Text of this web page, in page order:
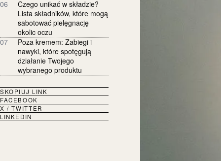
06
Czego unikać w składzie?
Lista składników, które mogą
sabotować pielęgnację
okolic oczu
07
Poza kremem: Zabiegi i
nawyki, które spotęgują
działanie Twojego
wybranego produktu
SKOPIUJ LINK
FACEBOOK
X / TWITTER
LINKEDIN